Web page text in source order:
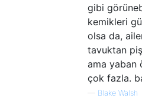
gibi
kemikleri
olsa da,
tavuktan
ama yaban
çok fazla.
— Blake Walsh